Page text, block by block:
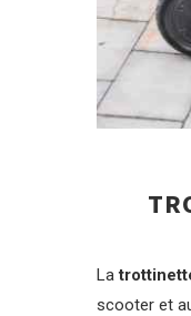
La
scooter et